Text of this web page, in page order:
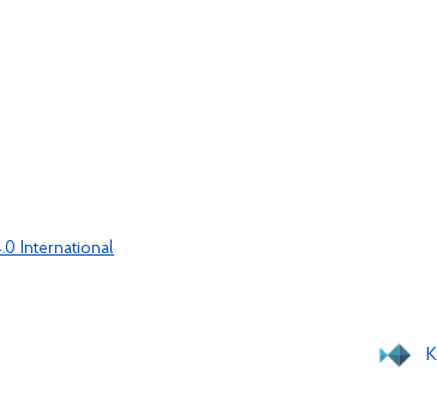
International